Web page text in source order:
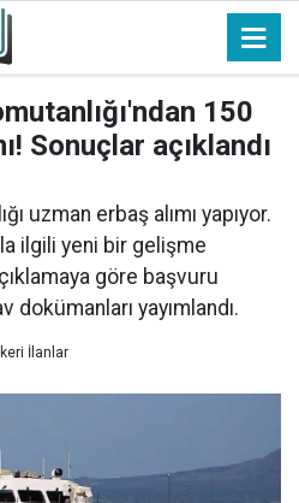
150
Sonuçlar açıklandı
uzman erbaş alımı yapıyor.
ilgili yeni bir gelişme
göre başvuru
dokümanları yayımlandı.
İlanlar